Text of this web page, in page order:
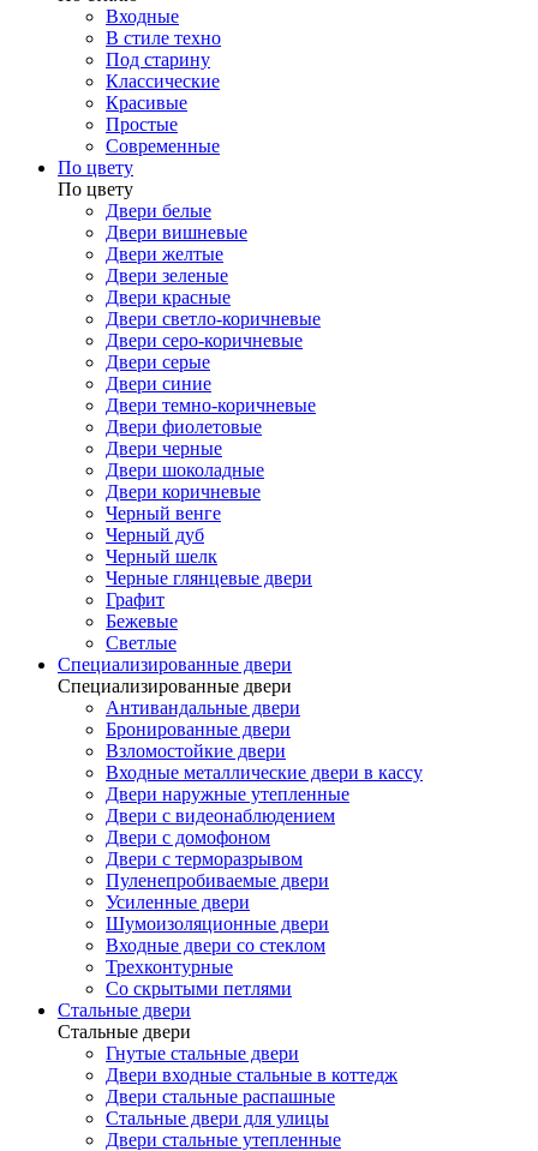
Входные
В стиле техно
Под старину
Классические
Красивые
Простые
Современные
По цвету
По цвету
Двери белые
Двери вишневые
Двери желтые
Двери зеленые
Двери красные
Двери светло-коричневые
Двери серо-коричневые
Двери серые
Двери синие
Двери темно-коричневые
Двери фиолетовые
Двери черные
Двери шоколадные
Двери коричневые
Черный венге
Черный дуб
Черный шелк
Черные глянцевые двери
Графит
Бежевые
Светлые
Специализированные двери
Специализированные двери
Антивандальные двери
Бронированные двери
Взломостойкие двери
Входные металлические двери в кассу
Двери наружные утепленные
Двери с видеонаблюдением
Двери с домофоном
Двери с терморазрывом
Пуленепробиваемые двери
Усиленные двери
Шумоизоляционные двери
Входные двери со стеклом
Трехконтурные
Со скрытыми петлями
Стальные двери
Стальные двери
Гнутые стальные двери
Двери входные стальные в коттедж
Двери стальные распашные
Стальные двери для улицы
Двери стальные утепленные